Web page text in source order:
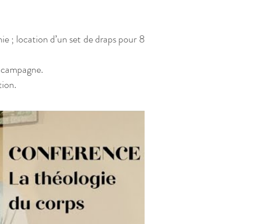
; location d’un set de draps pour 8